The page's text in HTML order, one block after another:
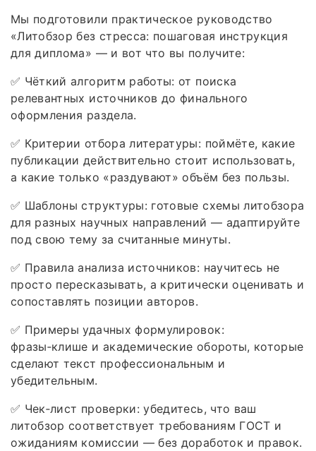
Мы подготовили практическое руководство
«Литобзор без стресса: пошаговая инструкция
для диплома» — и вот что вы получите:
✅ Чёткий алгоритм работы: от поиска
релевантных источников до финального
оформления раздела.
✅ Критерии отбора литературы: поймёте, какие
публикации действительно стоит использовать,
а какие только «раздувают» объём без пользы.
✅ Шаблоны структуры: готовые схемы литобзора
для разных научных направлений — адаптируйте
под свою тему за считанные минуты.
✅ Правила анализа источников: научитесь не
просто пересказывать, а критически оценивать и
сопоставлять позиции авторов.
✅ Примеры удачных формулировок:
фразы‑клише и академические обороты, которые
сделают текст профессиональным и
убедительным.
✅ Чек‑лист проверки: убедитесь, что ваш
литобзор соответствует требованиям ГОСТ и
ожиданиям комиссии — без доработок и правок.